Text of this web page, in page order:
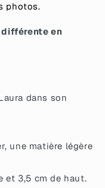
photos.
en
dans son
une matière légère
et 3,5 cm de haut.